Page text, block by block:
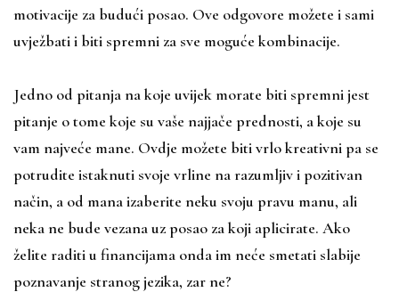
motivacije za budući posao. Ove odgovore možete i sami
uvježbati i biti spremni za sve moguće kombinacije.
Jedno od pitanja na koje uvijek morate biti spremni jest
pitanje o tome koje su vaše najjače prednosti, a koje su
vam najveće mane. Ovdje možete biti vrlo kreativni pa se
potrudite istaknuti svoje vrline na razumljiv i pozitivan
način, a od mana izaberite neku svoju pravu manu, ali
neka ne bude vezana uz posao za koji aplicirate. Ako
želite raditi u financijama onda im neće smetati slabije
poznavanje stranog jezika, zar ne?